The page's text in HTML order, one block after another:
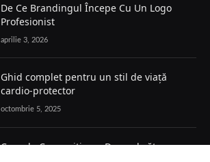
De Ce Brandingul Începe Cu Un Logo
Profesionist
aprilie 3, 2026
Ghid complet pentru un stil de viață
cardio-protector
octombrie 5, 2025
Curs de Copywriting – Drumul către